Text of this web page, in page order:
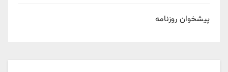
پیشخوان روزنامه